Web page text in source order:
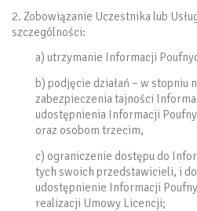
2. Zobowiązanie Uczestnika lub
szczególności:
a) utrzymanie Informacji
b) podjęcie działań – w stopniu
zabezpieczenia tajności
udostępnienia Informacji
oraz osobom trzecim,
c) ograniczenie dostępu do
tych swoich przedstawicieli, i
udostępnienie Informacji
realizacji Umowy Licencji;